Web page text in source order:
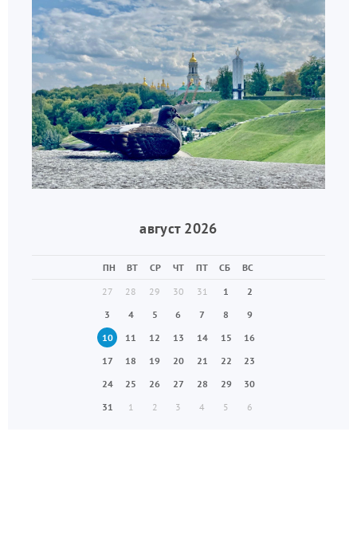
август 2026
ПН ВТ СР ЧТ ПТ СБ
ВС
27
28 29 30 31 1
2
3
4 5 6 7 8
9
10
11 12 13 14 15
16
17
18 19 20 21 22
23
24
25 26 27 28 29
30
31
1 2 3 4 5 6